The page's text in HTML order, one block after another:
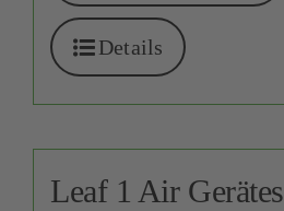
Details
Leaf 1 Air